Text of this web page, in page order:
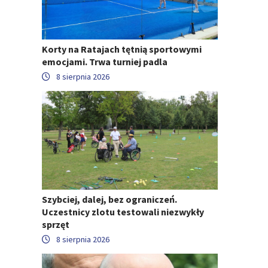
Korty na Ratajach tętnią sportowymi
emocjami. Trwa turniej padla
8 sierpnia 2026
Szybciej, dalej, bez ograniczeń.
Uczestnicy zlotu testowali niezwykły
sprzęt
8 sierpnia 2026